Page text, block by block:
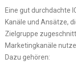
Eine gut durchdachte
Kanäle und Ansätze,
Zielgruppe
Marketingkanäle
Dazu gehören: